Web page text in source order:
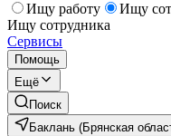
Ищу работу
Ищу
Ищу сотрудника
Сервисы
Помощь
Ещё
Поиск
Баклань (Брянская